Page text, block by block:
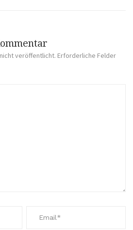
veröffentlicht. Erforderliche Felder